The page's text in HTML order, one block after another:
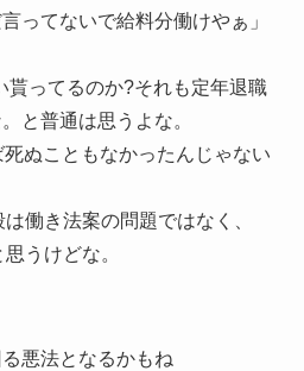
ってないで給料分働けやぁ」
貰ってるのか?それも定年退職
と普通は思うよな。
ぬこともなかったんじゃない
働き法案の問題ではなく、
うけどな。
悪法となるかもね